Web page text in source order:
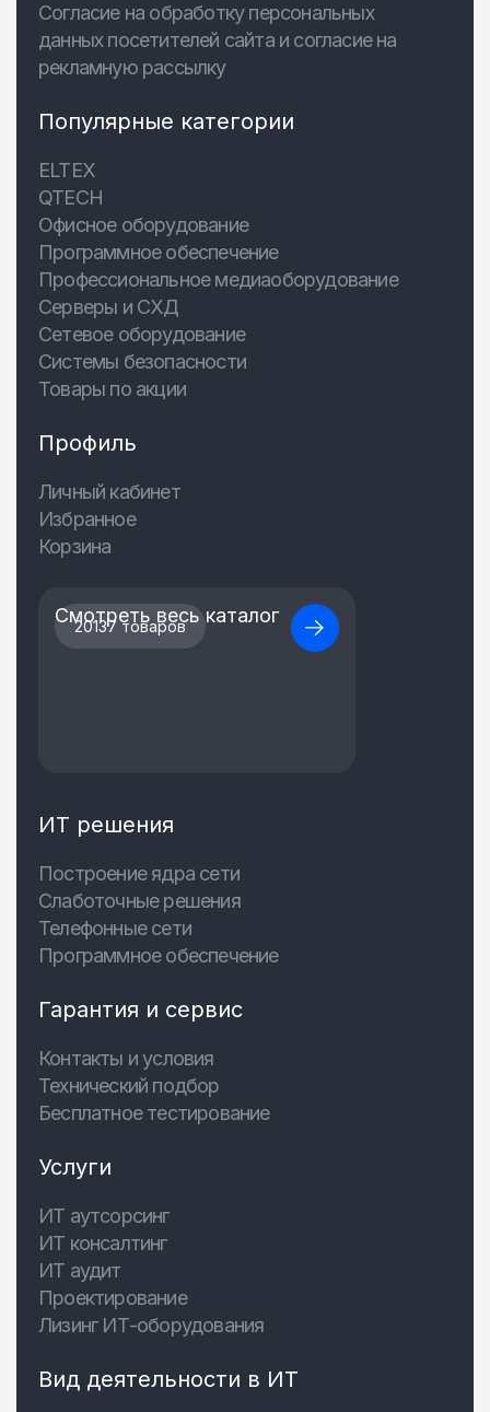
Согласие на обработку персональных
данных посетителей сайта и согласие на
рекламную рассылку
Популярные категории
ELTEX
QTECH
Офисное оборудование
Программное обеспечение
Профессиональное медиаоборудование
Серверы и СХД
Сетевое оборудование
Системы безопасности
Товары по акции
Профиль
Личный кабинет
Избранное
Корзина
20137 товаров
Смотреть весь каталог
ИТ решения
Построение ядра сети
Слаботочные решения
Телефонные сети
Программное обеспечение
Гарантия и сервис
Контакты и условия
Технический подбор
Бесплатное тестирование
Услуги
ИТ аутсорсинг
ИТ консалтинг
ИТ аудит
Проектирование
Лизинг ИТ-оборудования
Вид деятельности в ИТ